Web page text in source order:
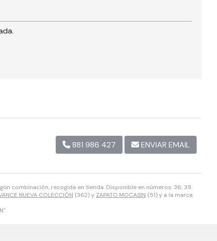
combinación, recogida en tienda. Disponible en números: 36; 39.
NUEVA COLECCIÓN (362) y ZAPATO MOCASIN (51) y a la marca
881 986 427 ENVIAR EMAIL